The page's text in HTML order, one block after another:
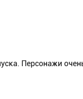
Персонажи